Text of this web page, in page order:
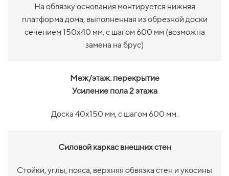
На обвязку основания монтируется нижняя
платформа дома, выполненная из обрезной доски
сечением 150х40 мм, с шагом 600 мм (возможна
замена на брус)
Меж/этаж. перекрытие
Усиление пола 2 этажа
Доска 40х150 мм, с шагом 600 мм.
Силовой каркас внешних стен
Стойки, углы, пояса, верхняя обвязка стен и укосины